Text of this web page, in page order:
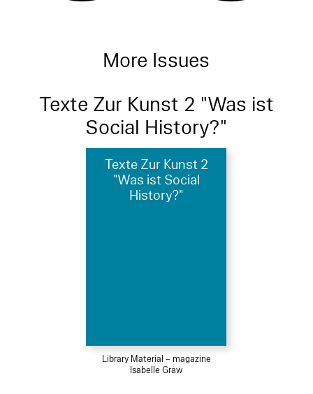
More Issues
Texte Zur Kunst 2 "Was ist
Social History?"
Texte Zur Kunst 2
"Was ist Social
History?"
Library Material – magazine
Isabelle Graw